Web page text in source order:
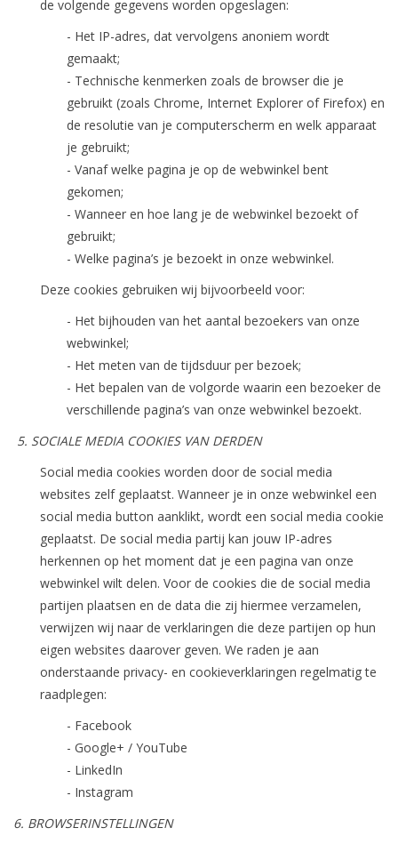
de volgende gegevens worden opgeslagen:
- Het IP-adres, dat vervolgens anoniem wordt
gemaakt;
- Technische kenmerken zoals de browser die je
gebruikt (zoals Chrome, Internet Explorer of Firefox) en
de resolutie van je computerscherm en welk apparaat
je gebruikt;
- Vanaf welke pagina je op de webwinkel bent
gekomen;
- Wanneer en hoe lang je de webwinkel bezoekt of
gebruikt;
- Welke pagina’s je bezoekt in onze webwinkel.
Deze cookies gebruiken wij bijvoorbeeld voor:
- Het bijhouden van het aantal bezoekers van onze
webwinkel;
- Het meten van de tijdsduur per bezoek;
- Het bepalen van de volgorde waarin een bezoeker de
verschillende pagina’s van onze webwinkel bezoekt.
5. SOCIALE MEDIA COOKIES VAN DERDEN
Social media cookies worden door de social media
websites zelf geplaatst. Wanneer je in onze webwinkel een
social media button aanklikt, wordt een social media cookie
geplaatst. De social media partij kan jouw IP-adres
herkennen op het moment dat je een pagina van onze
webwinkel wilt delen. Voor de cookies die de social media
partijen plaatsen en de data die zij hiermee verzamelen,
verwijzen wij naar de verklaringen die deze partijen op hun
eigen websites daarover geven. We raden je aan
onderstaande privacy- en cookieverklaringen regelmatig te
raadplegen:
- Facebook
- Google+ / YouTube
- LinkedIn
- Instagram​
6. BROWSERINSTELLINGEN